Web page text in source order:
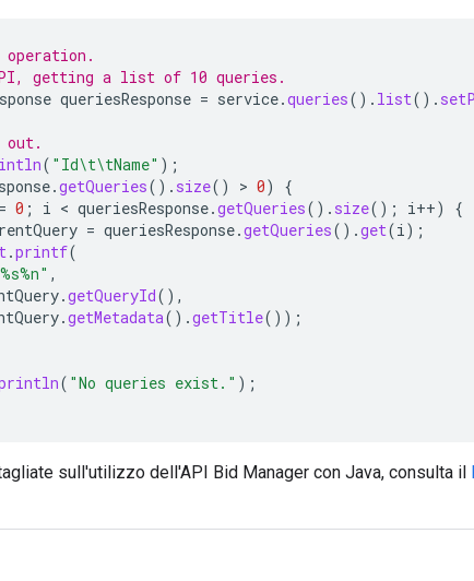
getting a list of 10 queries.
queriesResponse = service.queries(). list().
out.
( "Id\t\tName" );
.getQueries(). size() > 0)
{
= 0 ; i < queriesResponse.getQueries(). size(); i++)
{
= queriesResponse.getQueries().get(i);
.printf(
,
.getQueryId(),
.getMetadata().getTitle());
( "No queries exist." );
sull'utilizzo dell'API Bid Manager con Java, consulta il